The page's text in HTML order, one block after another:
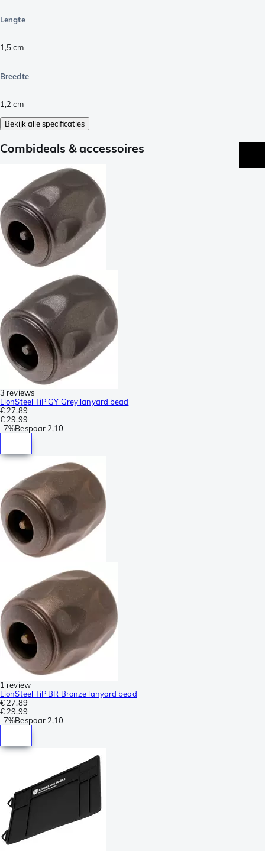
Lengte
1,5cm
Breedte
1,2 cm
Bekijk alle specificaties
Combideals & accessoires
3 reviews
LionSteel TiP GY Grey lanyard bead
€ 27,89
€ 29,99
-7%Bespaar 2,10
1 review
LionSteel TiP BR Bronze lanyard bead
€ 27,89
€ 29,99
-7%Bespaar 2,10